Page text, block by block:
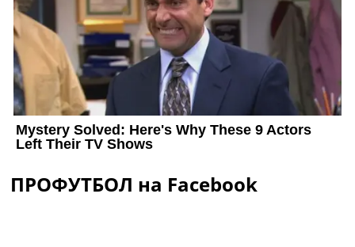
ПРОФУТБОЛ на Facebook